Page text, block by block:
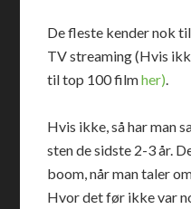
De fleste kender nok
TV streaming (Hvis
til top 100 filmher).
Hvis ikke, så har man
sten de sidste 2-3 år.
boom, når man taler
Hvor det før ikke var